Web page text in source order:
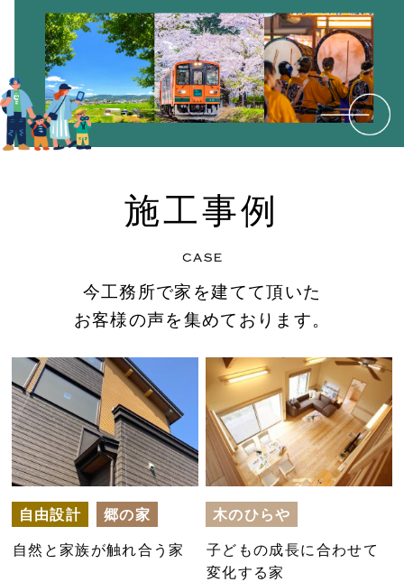
施工事例
今工務所で家を建てて頂いた
お客様の声を集めております。
自由設計
郷の家
自然と家族が触れ合う家
木のひらや
子どもの成長に合わせて
変化する家